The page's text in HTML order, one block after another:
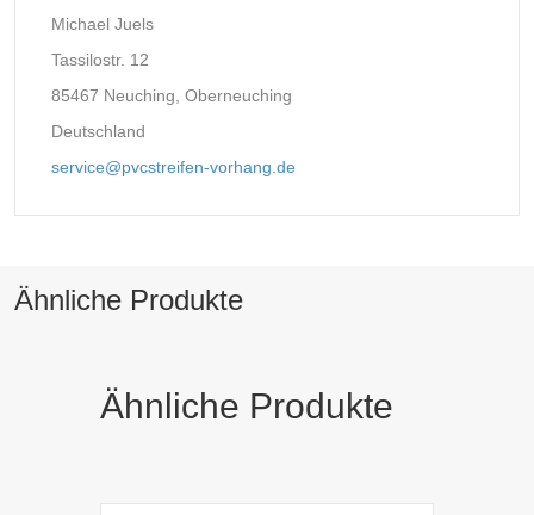
Michael Juels
Tassilostr. 12
85467 Neuching, Oberneuching
Deutschland
service@pvcstreifen-vorhang.de
Ähnliche Produkte
Ähnliche Produkte